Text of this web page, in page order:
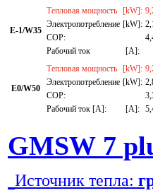
E-1/W35
Тепловая мощность [kW]:
Электропотребление [kW]:
СОР:
Рабочий ток
[A]:
E0/W50
Тепловая мощность [kW]:
Электропотребление [kW]:
СОР:
Рабочий ток [A]:
[A]:
GMSW 7
Источник тепла: